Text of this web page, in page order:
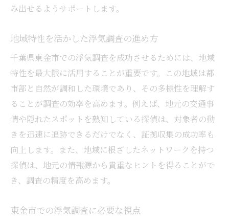
み出せるようサポートします。
地域特性を活かした浮気調査の進め方
千葉県東金市での浮気調査を成功させるためには、地域
特性を最大限に活用することが重要です。この地域は都
市部と自然が調和した環境であり、その多様性を理解す
ることが調査の効率を高めます。例えば、地元の交通事
情や隠れたスポットを熟知している探偵は、対象者の動
きを迅速に追跡できるだけでなく、証拠収集の成功率も
向上します。また、地域に根ざしたネットワークを持つ
探偵は、地元の情報源から貴重なヒントを得ることがで
き、調査の精度を高めます。
東金市での浮気調査に必要な視点